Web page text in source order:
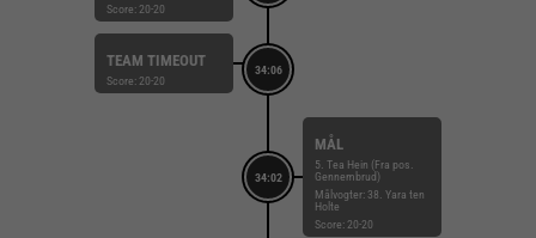
Score: 20-20
34:06
TEAM TIMEOUT
Score: 20-20
34:02
MÅL
5. Tea Hein (Fra pos.
Gennembrud)
Målvogter: 38. Yara ten
Holte
Score: 20-20